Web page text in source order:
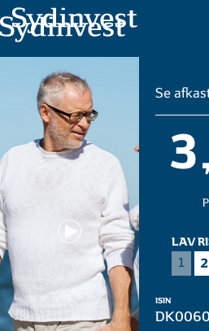
MARKEDSFØRINGSMATERIALE
Se
LAV
1 2
ISIN